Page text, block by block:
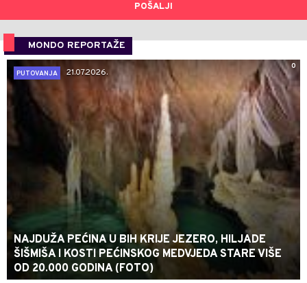
POŠALJI
MONDO REPORTAŽE
0
PUTOVANJA
21.07.2026.
NAJDUŽA PEĆINA U BIH KRIJE JEZERO, HILJADE
ŠIŠMIŠA I KOSTI PEĆINSKOG MEDVJEDA STARE VIŠE
OD 20.000 GODINA (FOTO)